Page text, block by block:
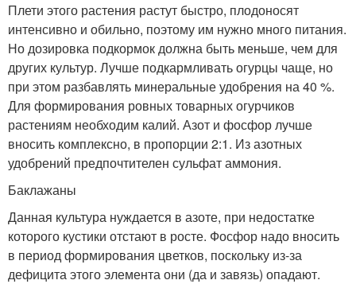
Плети этого растения растут быстро, плодоносят
интенсивно и обильно, поэтому им нужно много питания.
Но дозировка подкормок должна быть меньше, чем для
других культур. Лучше подкармливать огурцы чаще, но
при этом разбавлять минеральные удобрения на 40 %.
Для формирования ровных товарных огурчиков
растениям необходим калий. Азот и фосфор лучше
вносить комплексно, в пропорции 2:1. Из азотных
удобрений предпочтителен сульфат аммония.
Баклажаны
Данная культура нуждается в азоте, при недостатке
которого кустики отстают в росте. Фосфор надо вносить
в период формирования цветков, поскольку из-за
дефицита этого элемента они (да и завязь) опадают.